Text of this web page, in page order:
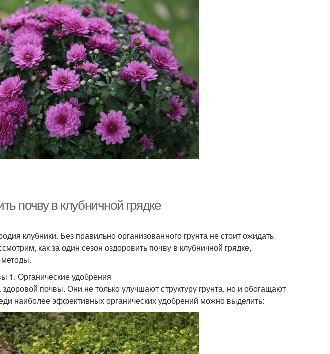
почву в клубничной грядке
клубники. Без правильно организованного грунта не стоит ожидать
как за один сезон оздоровить почву в клубничной грядке,
1. Органические удобрения
почвы. Они не только улучшают структуру грунта, но и обогащают
наиболее эффективных органических удобрений можно выделить: